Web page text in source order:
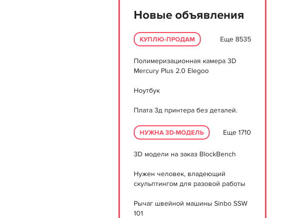
Новые объявления
КУПЛЮ-ПРОДАМ Еще 8535
Полимеризационная камера 3D
Mercury Plus 2.0 Elegoo
Ноутбук
Плата 3д принтера без деталей.
НУЖНА 3D-МОДЕЛЬ Еще 1710
3D модели на заказ BlockBench
Нужен человек, владеющий
скульптингом для разовой работы
Рычаг швейной машины Sinbo SSW
101